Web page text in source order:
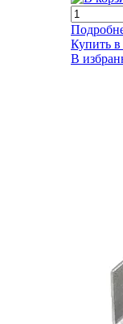
Купить
В